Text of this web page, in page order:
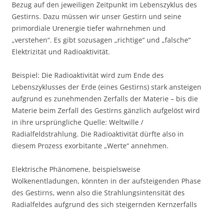
Bezug auf den jeweiligen Zeitpunkt im Lebenszyklus des
Gestirns. Dazu müssen wir unser Gestirn und seine
primordiale Urenergie tiefer wahrnehmen und
„verstehen“. Es gibt sozusagen „richtige“ und „falsche“
Elektrizität und Radioaktivität.
Beispiel: Die Radioaktivität wird zum Ende des
Lebenszyklusses der Erde (eines Gestirns) stark ansteigen
aufgrund es zunehmenden Zerfalls der Materie – bis die
Materie beim Zerfall des Gestirns gänzlich aufgelöst wird
in ihre ursprüngliche Quelle: Weltwille /
Radialfeldstrahlung. Die Radioaktivität dürfte also in
diesem Prozess exorbitante „Werte“ annehmen.
Elektrische Phänomene, beispielsweise
Wolkenentladungen, könnten in der aufsteigenden Phase
des Gestirns, wenn also die Strahlungsintensität des
Radialfeldes aufgrund des sich steigernden Kernzerfalls